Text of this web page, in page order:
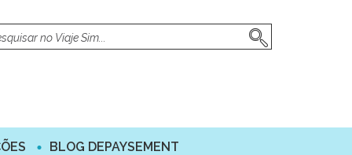
BLOG DEPAYSEMENT